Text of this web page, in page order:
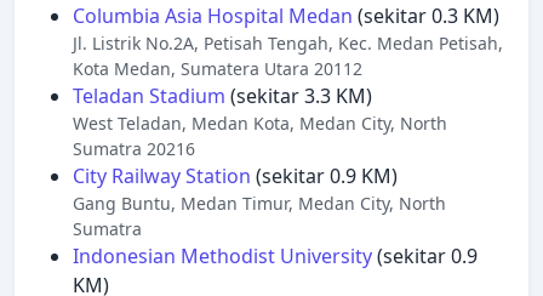
Columbia Asia Hospital Medan (sekitar 0.3 KM)
Jl. Listrik No.2A, Petisah Tengah, Kec. Medan Petisah,
Kota Medan, Sumatera Utara 20112
Teladan Stadium (sekitar 3.3 KM)
West Teladan, Medan Kota, Medan City, North
Sumatra 20216
City Railway Station (sekitar 0.9 KM)
Gang Buntu, Medan Timur, Medan City, North
Sumatra
Indonesian Methodist University(sekitar 0.9
KM)